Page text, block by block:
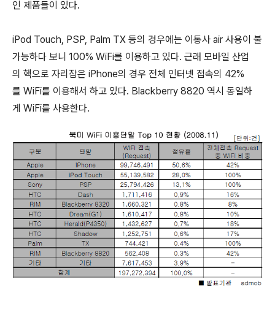
인 제품들이 있다.
iPod Touch, PSP, Palm TX 등의 경우에는 이통사 air 사용이 불
가능하다 보니 100% WiFi를 이용하고 있다. 근래 모바일 산업
의 핵으로 자리잡은 iPhone의 경우 전체 인터넷 접속의 42%
를 WiFi를 이용해서 하고 있다. Blackberry 8820 역시 동일하
게 WiFi를 사용한다.